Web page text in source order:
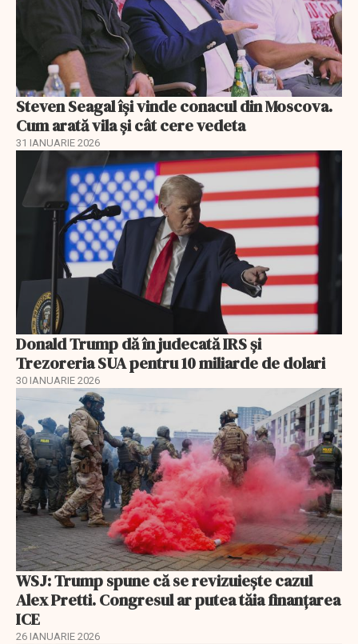
Steven Seagal își vinde conacul din Moscova.
Cum arată vila și cât cere vedeta
31 IANUARIE 2026
Donald Trump dă în judecată IRS și
Trezoreria SUA pentru 10 miliarde de dolari
30 IANUARIE 2026
WSJ: Trump spune că se revizuiește cazul
Alex Pretti. Congresul ar putea tăia finanțarea
ICE
26 IANUARIE 2026